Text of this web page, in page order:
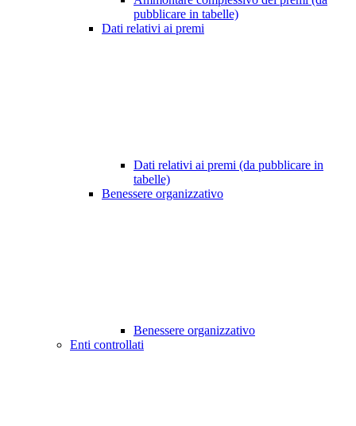
pubblicare in tabelle)
Dati relativi ai premi
Dati relativi ai premi (da pubblicare in
tabelle)
Benessere organizzativo
Benessere organizzativo
Enti controllati